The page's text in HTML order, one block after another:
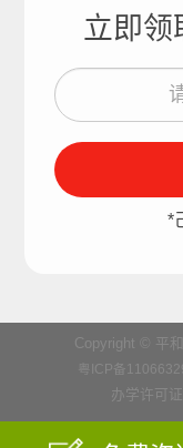
立即领
*
Copyright © 平
粤ICP备
办学许可